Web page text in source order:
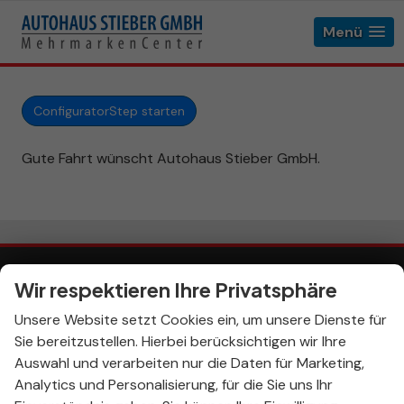
Menü
ConfiguratorStep starten
Gute Fahrt wünscht Autohaus Stieber GmbH.
AGB
Widerrufsbelehrung
Informationen zur Barrierefreiheit
Wir respektieren Ihre Privatsphäre
Unsere Website setzt Cookies ein, um unsere Dienste für
Sie bereitzustellen. Hierbei berücksichtigen wir Ihre
Auswahl und verarbeiten nur die Daten für Marketing,
Analytics und Personalisierung, für die Sie uns Ihr